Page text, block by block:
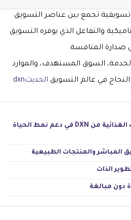
تسويقية تجمع بين عناصر التسويق
والتفاعل الذي يوفره التسويق
صدارة المنافسة.
الخدمة، السوق المستهدف، والموارد
في عالم التسويق الحديثdxn
كيف تتخلص من السمنة دون حرمان؟ خطوات عملية ودور المكملات الغذائية من DXN في دعم نمط الحياة